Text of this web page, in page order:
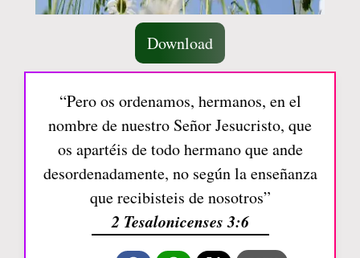
Download
“Pero os ordenamos, hermanos, en el
nombre de nuestro Señor Jesucristo, que
os apartéis de todo hermano que ande
desordenadamente, no según la enseñanza
que recibisteis de nosotros”
2 Tesalonicenses 3:6